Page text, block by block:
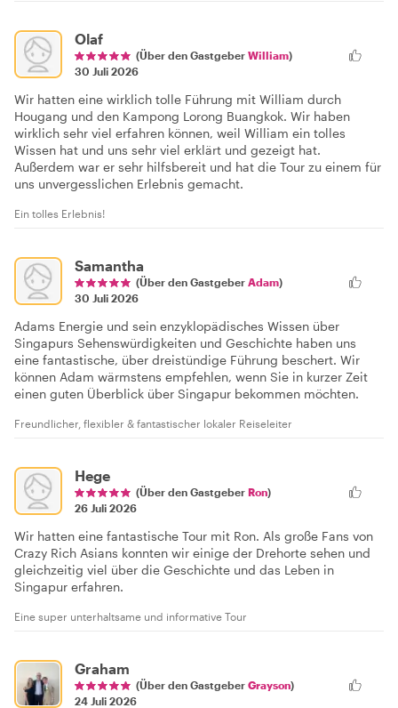
Olaf
(Über den Gastgeber William)
30 Juli 2026
Wir hatten eine wirklich tolle Führung mit William durch
Hougang und den Kampong Lorong Buangkok. Wir haben
wirklich sehr viel erfahren können, weil William ein tolles
Wissen hat und uns sehr viel erklärt und gezeigt hat.
Außerdem war er sehr hilfsbereit und hat die Tour zu einem für
uns unvergesslichen Erlebnis gemacht.
Ein tolles Erlebnis!
Samantha
(Über den Gastgeber Adam)
30 Juli 2026
Adams Energie und sein enzyklopädisches Wissen über
Singapurs Sehenswürdigkeiten und Geschichte haben uns
eine fantastische, über dreistündige Führung beschert. Wir
können Adam wärmstens empfehlen, wenn Sie in kurzer Zeit
einen guten Überblick über Singapur bekommen möchten.
Freundlicher, flexibler & fantastischer lokaler Reiseleiter
Hege
(Über den Gastgeber Ron)
26 Juli 2026
Wir hatten eine fantastische Tour mit Ron. Als große Fans von
Crazy Rich Asians konnten wir einige der Drehorte sehen und
gleichzeitig viel über die Geschichte und das Leben in
Singapur erfahren.
Eine super unterhaltsame und informative Tour
Graham
(Über den Gastgeber Grayson)
24 Juli 2026